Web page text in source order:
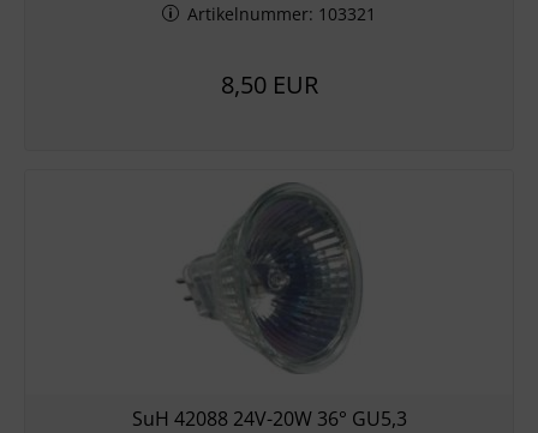
Artikelnummer: 103321
8,50 EUR
SuH 42088 24V-20W 36° GU5,3